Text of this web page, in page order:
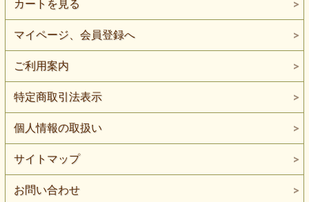
カートを見る
マイページ、会員登録へ
ご利用案内
特定商取引法表示
個人情報の取扱い
サイトマップ
お問い合わせ